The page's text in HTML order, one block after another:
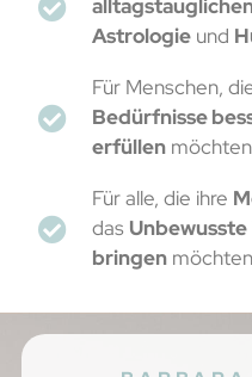
Astrologie und
Für Menschen,
Bedürfnisse
erfüllen möchten
Für alle, die ihre
das Unbewusste
bringen möchten